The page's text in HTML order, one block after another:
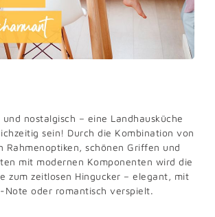
nostalgisch – eine Landhausküche
sein! Durch die Kombination von
Rahmenoptiken, schönen Griffen und
mit modernen Komponenten wird die
zum zeitlosen Hingucker – elegant, mit
Note oder romantisch verspielt.